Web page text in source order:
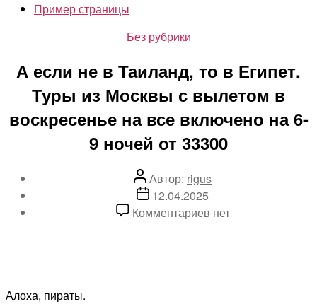
Пример страницы
Рубрики
Без рубрики
А если не в Таиланд, то в Египет.
Туры из Москвы с вылетом в
воскресенье на все включено на 6-
9 ночей от 33300
Автор
записи
Автор: rigus
Дата
записи
12.04.2025
Комментариевкнет
Алоха, пираты.